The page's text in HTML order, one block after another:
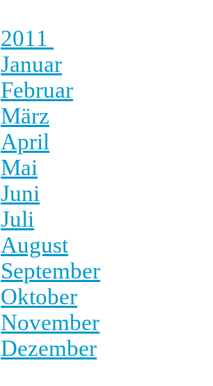
2011
Januar
Februar
März
April
Mai
Juni
Juli
August
September
Oktober
November
Dezember